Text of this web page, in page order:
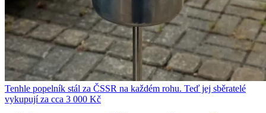
Tenhle popelník stál za ČSSR na každém rohu. Teď jej sběratelé
vykupují za cca 3 000 Kč